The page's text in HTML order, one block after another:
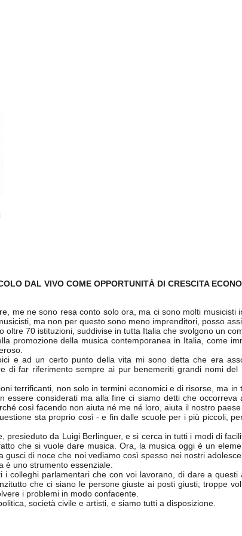
DAL VIVO COME OPPORTUNITÀ DI CRESCITA
me ne sono resa conto solo ora, ma ci sono molti musicisti
ma non per questo sono meno imprenditori, posso
70 istituzioni, suddivise in tutta Italia che svolgono un
promozione della musica contemporanea in Italia, come
e ad un certo punto della vita mi sono detta che era
far riferimento sempre ai pur benemeriti grandi nomi
terrificanti, non solo in termini economici e di risorse, ma
considerati ma alla fine ci siamo detti che occorreva
così facendo non aiuta né me né loro, aiuta il nostro
sta proprio così - e fin dalle scuole per i più piccoli,
da Luigi Berlinguer, e si cerca in tutti i modi di
che si vuole dare musica. Ora, la musica oggi è un
di noce che noi vediamo così spesso nei nostri
è uno strumento essenziale.
colleghi parlamentari che con voi lavorano, di dare a
che ci siano le persone giuste ai posti giusti; troppe
i problemi in modo confacente.
società civile e artisti, e siamo tutti a disposizione.